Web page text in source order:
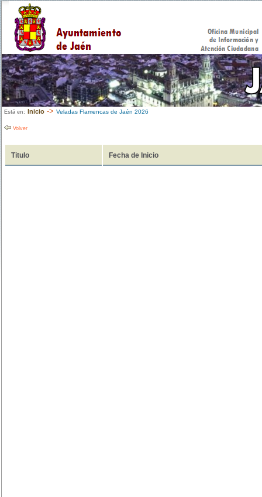
Está en: Inicio -> Veladas Flamencas de Jaén 2026
Volver
Titulo Fecha de Inicio